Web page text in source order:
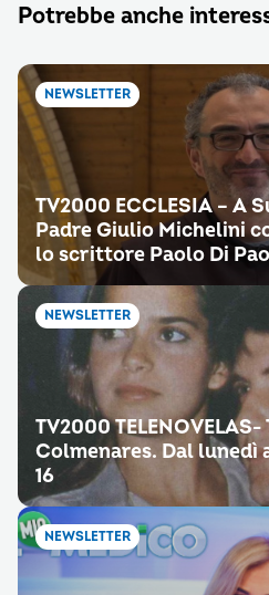
Potrebbe anche
NEWSLETTER
TV2000 ECCLESIA – A
Padre Giulio Michelini
lo scrittore Paolo Di
NEWSLETTER
TV2000
Colmenares. Dal lunedì
16
NEWSLETTER